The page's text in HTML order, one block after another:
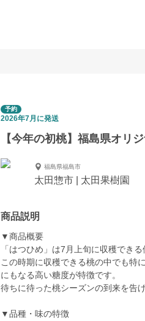
予約
2026年7月に発送
【今年の初桃】福島県オリ
福島県福島市
太田惣市 | 太田果樹園
商品説明
▼商品概要
「はつひめ」は7月上旬に収穫でき
この時期に収穫できる桃の中でも特
にもなる高い糖度が特徴です。
待ちに待った桃シーズンの到来を告
▼品種・味の特徴